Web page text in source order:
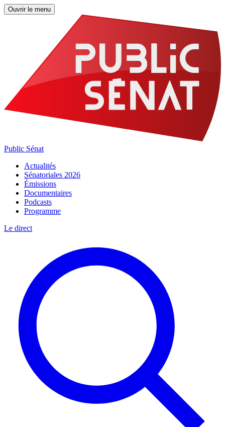
Ouvrir le menu
Public Sénat
Actualités
Sénatoriales 2026
Émissions
Documentaires
Podcasts
Programme
Le direct